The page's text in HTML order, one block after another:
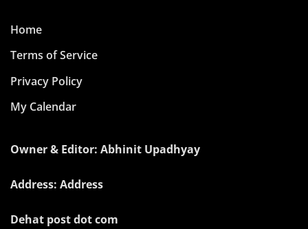
Home
Terms of Service
Privacy Policy
My Calendar
Owner & Editor: Abhinit Upadhyay
Address: Address
Dehat post dot com